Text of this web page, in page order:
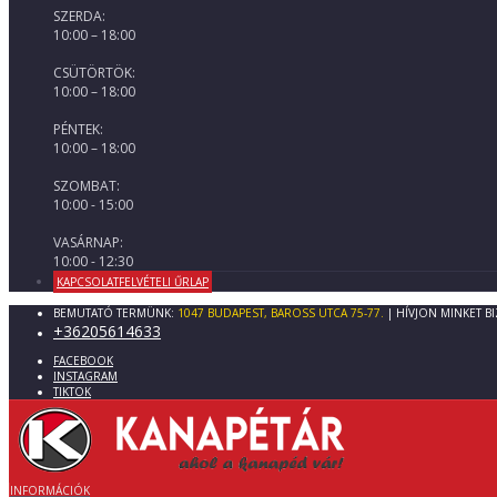
SZERDA:
10:00 – 18:00
CSÜTÖRTÖK:
10:00 – 18:00
PÉNTEK:
10:00 – 18:00
SZOMBAT:
10:00 - 15:00
VASÁRNAP:
10:00 - 12:30
KAPCSOLATFELVÉTELI ŰRLAP
BEMUTATÓ TERMÜNK: 1047 BUDAPEST, BAROSS UTCA 75-77. | HÍVJON MINKET
+36205614633
FACEBOOK
INSTAGRAM
TIKTOK
INFORMÁCIÓK